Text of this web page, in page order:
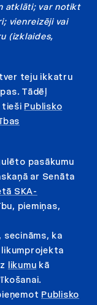
atklāti; var notikt
vienreizēji vai
(izklaides,
teju ikkatru
Tādēļ
tieši Publisko
pasākumu
ar Senāta
SKA-
piemiņas,
secināms, ka
likumu kā
Publisko